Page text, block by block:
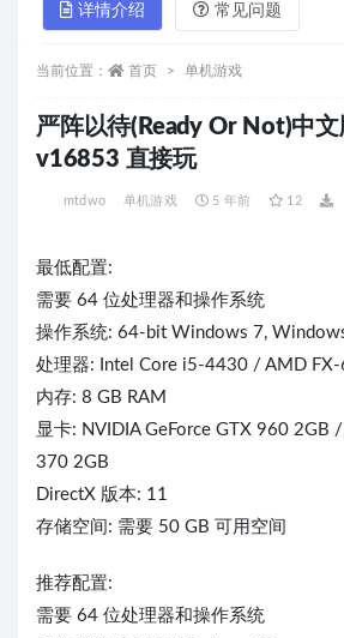
详情介绍 常见问题
当前位置： 首页 单机游戏
严阵以待(Ready Or Not)中
v16853 直接玩
mtdwo 单机游戏 5 年前 12
最低配置:
需要 64 位处理器和操作系统
操作系统: 64-bit Windows 7,
处理器: Intel Core i5-4430 / AMD
内存: 8 GB RAM
显卡: NVIDIA GeForce GTX 960 2GB
370 2GB
DirectX 版本: 11
存储空间: 需要 50 GB 可用空间
推荐配置:
需要 64 位处理器和操作系统